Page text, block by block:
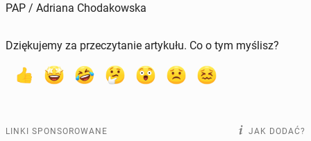
PAP / Adriana Chodakowska
Dziękujemy za przeczytanie artykułu. Co o tym myślisz?
LINKI SPONSOROWANE JAK DODAĆ?